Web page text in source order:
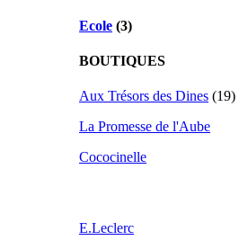
Ecole (3)
BOUTIQUES
Aux Trésors des Dines (19)
La Promesse de l'Aube
Cococinelle
E.Leclerc